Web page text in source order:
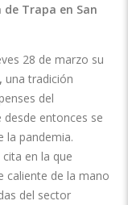
Trapa en San
28 de marzo su
una tradición
del
entonces se
la pandemia.
en la que
caliente de la mano
del sector